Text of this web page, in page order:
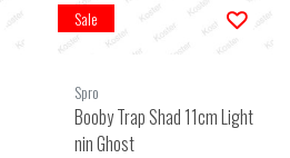
Sale
Spro
Booby Trap Shad 11cm Light
nin Ghost